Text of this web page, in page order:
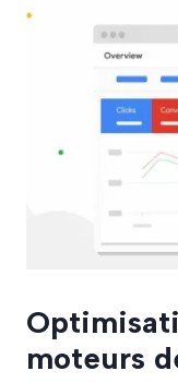
moteurs